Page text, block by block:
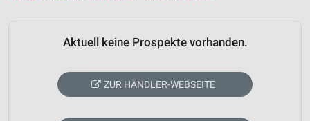
Aktuell keine Prospekte vorhanden.
ZUR HÄNDLER-WEBSEITE